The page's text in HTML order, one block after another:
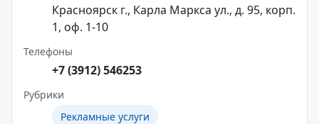
Красноярск г., Карла Маркса ул., д. 95, корп.
1, оф. 1-10
Телефоны
+7 (3912) 546253
Рубрики
Рекламные услуги